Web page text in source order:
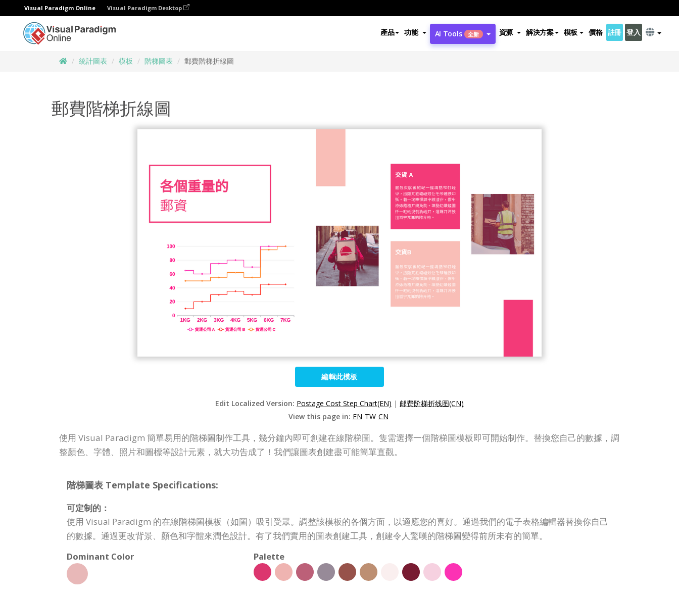
Visual Paradigm Online Visual Paradigm Desktop
產品 功能 AI Tools 全新 資源 解決方案 模板 價格 註冊 登入
統計圖表 模板 階梯圖表 郵費階梯折線圖
郵費階梯折線圖
編輯此模板
Edit Localized Version: Postage Cost Step Chart(EN) | 邮费阶梯折线图(CN)
View this page in: EN TW CN
使用 Visual Paradigm 簡單易用的階梯圖制作工具，幾分鐘內即可創建在線階梯圖。隻需選擇一個階梯圖模板即可開始制作。替換您自己的數據，調
整顏色、字體、照片和圖標等設計元素，就大功告成了！我們讓圖表創建盡可能簡單直觀。
階梯圖表 Template Specifications:
可定制的：
使用 Visual Paradigm 的在線階梯圖模板（如圖）吸引受眾。調整該模板的各個方面，以適應您的喜好。通過我們的電子表格編輯器替換你自己
的數據。通過更改背景、顏色和字體來潤色設計。有了我們實用的圖表創建工具，創建令人驚嘆的階梯圖變得前所未有的簡單。
Dominant Color
Palette